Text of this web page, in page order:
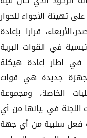
تهيئة الأجواء للحوار
قرارا بإعادة
في القوات البرية
في اطار إعادة هيكلة
أجهزة جديدة هي قوات
الخاصة، ومجموعة
اللجنة في بيانها من أي
فعل سلبية من أي جهة